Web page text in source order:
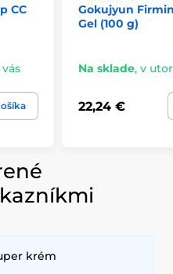
CC
Gokujyun
Gel (100 g)
Na sklade, v
22,24 €
krém